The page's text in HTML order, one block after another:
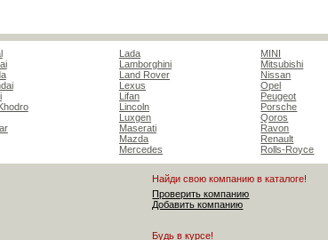
Lada
Lamborghini
Land Rover
Lexus
Lifan
Lincoln
Luxgen
Maserati
Mazda
Mercedes
MINI
Mitsubishi
Nissan
Opel
Peugeot
Porsche
Qoros
Ravon
Renault
Rolls-Royce
Найди свою компанию в каталоге!
Проверить компанию
Добавить компанию
Будь в курсе!